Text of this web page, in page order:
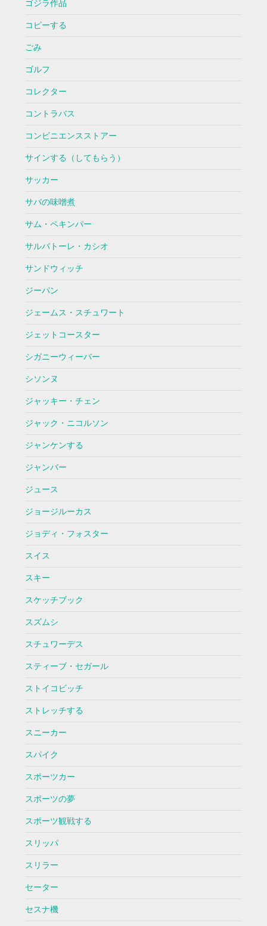
ゴジラ作品
コピーする
ごみ
ゴルフ
コレクター
コントラバス
コンビニエンスストアー
サインする（してもらう）
サッカー
サバの味噌煮
サム・ペキンパー
サルバトーレ・カシオ
サンドウィッチ
ジーパン
ジェームス・スチュワート
ジェットコースター
シガニーウィーバー
シソンヌ
ジャッキー・チェン
ジャック・ニコルソン
ジャンケンする
ジャンバー
ジュース
ジョージルーカス
ジョディ・フォスター
スイス
スキー
スケッチブック
スズムシ
スチュワーデス
スティーブ・セガール
ストイコビッチ
ストレッチする
スニーカー
スパイク
スポーツカー
スポーツの夢
スポーツ観戦する
スリッパ
スリラー
セーター
セスナ機